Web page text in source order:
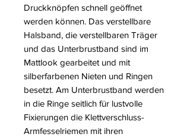
Druckknöpfen schnell geöffnet
werden können. Das verstellbare
Halsband, die verstellbaren Träger
und das Unterbrustband sind im
Mattlook gearbeitet und mit
silberfarbenen Nieten und Ringen
besetzt. Am Unterbrustband werden
in die Ringe seitlich für lustvolle
Fixierungen die Klettverschluss-
Armfesselriemen mit ihren